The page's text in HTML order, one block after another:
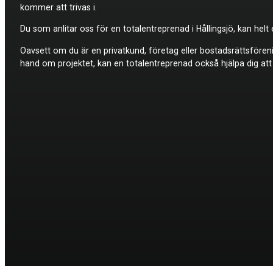
kommer att trivas i.
Du som anlitar oss för en totalentreprenad i Hållingsjö, kan
Oavsett om du är en privatkund, företag eller
hand om projektet, kan en totalentreprenad också hjälpa dig